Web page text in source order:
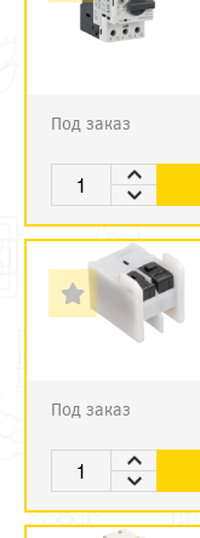
Под заказ
Под заказ